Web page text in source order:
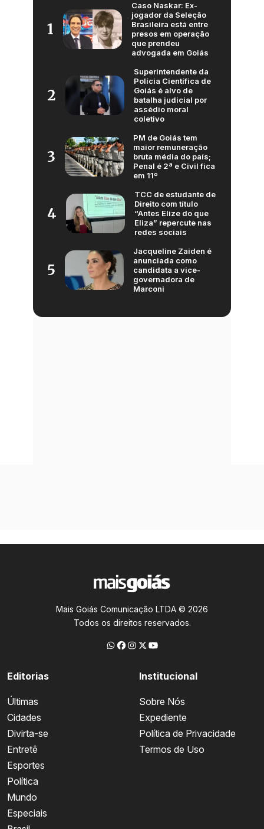
1
Caso Naskar: Ex-
jogador da Seleção
Brasileira está entre
presos em operação
que prendeu
advogada em Goiás
2
Superintendente da
Polícia Científica de
Goiás é alvo de
batalha judicial por
assédio moral
coletivo
3
PM de Goiás tem
maior remuneração
bruta média do país;
Penal é 2ª e Civil fica
em 11º
4
TCC de estudante de
Direito com título
“Antes Elize do que
Eliza” repercute nas
redes sociais
5
Jacqueline Zaiden é
anunciada como
candidata a vice-
governadora de
Marconi
Mais Goiás Comunicação LTDA © 2026
Todos os direitos reservados.
Editorias
Últimas
Cidades
Divirta-se
Entretê
Esportes
Política
Mundo
Especiais
Institucional
Sobre Nós
Expediente
Política de Privacidade
Termos de Uso